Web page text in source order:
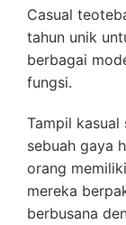
Casual
tahun unik
berbagai
fungsi.
Tampil kasual
sebuah gaya
orang
mereka
berbusana